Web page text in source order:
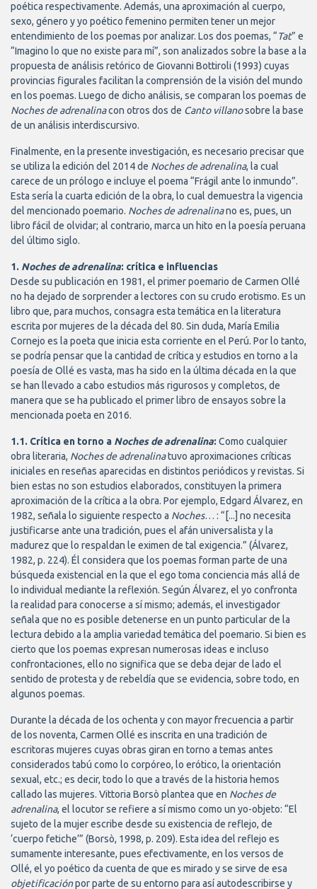
poética respectivamente. Además, una aproximación al cuerpo,
sexo, género y yo poético femenino permiten tener un mejor
entendimiento de los poemas por analizar. Los dos poemas, “Tat” e
“Imagino lo que no existe para mí”, son analizados sobre la base a la
propuesta de análisis retórico de Giovanni Bottiroli (1993) cuyas
provincias figurales facilitan la comprensión de la visión del mundo
en los poemas. Luego de dicho análisis, se comparan los poemas de
Noches de adrenalinacon otros dos de Canto villanosobre la base
de un análisis interdiscursivo.
Finalmente, en la presente investigación, es necesario precisar que
se utiliza la edición del 2014 de Noches de adrenalina, la cual
carece de un prólogo e incluye el poema “Frágil ante lo inmundo”.
Esta sería la cuarta edición de la obra, lo cual demuestra la vigencia
del mencionado poemario. Noches de adrenalinano es, pues, un
libro fácil de olvidar; al contrario, marca un hito en la poesía peruana
del último siglo.
1. Noches de adrenalina: crítica e influencias
Desde su publicación en 1981, el primer poemario de Carmen Ollé
no ha dejado de sorprender a lectores con su crudo erotismo. Es un
libro que, para muchos, consagra esta temática en la literatura
escrita por mujeres de la década del 80. Sin duda, María Emilia
Cornejo es la poeta que inicia esta corriente en el Perú. Por lo tanto,
se podría pensar que la cantidad de crítica y estudios en torno a la
poesía de Ollé es vasta, mas ha sido en la última década en la que
se han llevado a cabo estudios más rigurosos y completos, de
manera que se ha publicado el primer libro de ensayos sobre la
mencionada poeta en 2016.
1.1. Crítica en torno a Noches de adrenalina: Como cualquier
obra literaria, Noches de adrenalinatuvo aproximaciones críticas
iniciales en reseñas aparecidas en distintos periódicos y revistas. Si
bien estas no son estudios elaborados, constituyen la primera
aproximación de la crítica a la obra. Por ejemplo, Edgard Álvarez, en
1982, señala lo siguiente respecto a Noches… : “[...] no necesita
justificarse ante una tradición, pues el afán universalista y la
madurez que lo respaldan le eximen de tal exigencia.” (Álvarez,
1982, p. 224). Él considera que los poemas forman parte de una
búsqueda existencial en la que el ego toma conciencia más allá de
lo individual mediante la reflexión. Según Álvarez, el yo confronta
la realidad para conocerse a sí mismo; además, el investigador
señala que no es posible detenerse en un punto particular de la
lectura debido a la amplia variedad temática del poemario. Si bien es
cierto que los poemas expresan numerosas ideas e incluso
confrontaciones, ello no significa que se deba dejar de lado el
sentido de protesta y de rebeldía que se evidencia, sobre todo, en
algunos poemas.
Durante la década de los ochenta y con mayor frecuencia a partir
de los noventa, Carmen Ollé es inscrita en una tradición de
escritoras mujeres cuyas obras giran en torno a temas antes
considerados tabú como lo corpóreo, lo erótico, la orientación
sexual, etc.; es decir, todo lo que a través de la historia hemos
callado las mujeres. Vittoria Borsò plantea que en Noches de
adrenalina, el locutor se refiere a sí mismo como un yo-objeto: “El
sujeto de la mujer escribe desde su existencia de reflejo, de
‘cuerpo fetiche’” (Borsò, 1998, p. 209). Esta idea del reflejo es
sumamente interesante, pues efectivamente, en los versos de
Ollé, el yo poético da cuenta de que es mirado y se sirve de esa
objetificaciónpor parte de su entorno para así autodescribirse y